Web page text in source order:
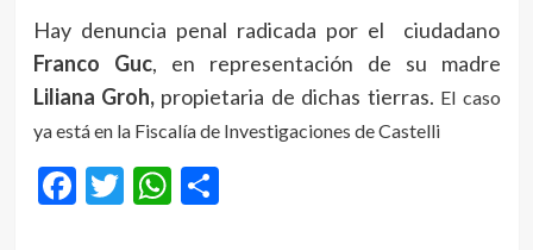
Hay denuncia penal radicada por el ciudadano
Franco Guc, en representación de su madre
Liliana Groh,propietaria de dichas tierras. El caso
ya está en la Fiscalía de Investigaciones de Castelli
Facebook
Twitter
WhatsApp
Compartir